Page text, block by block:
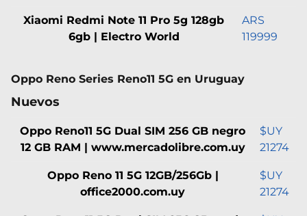
Xiaomi Redmi Note 11 Pro 5g 128gb
6gb | Electro World
ARS
119999
Oppo Reno Series Reno11 5G en Uruguay
Nuevos
Oppo Reno11 5G Dual SIM 256 GB negro
12 GB RAM | www.mercadolibre.com.uy
$UY
21274
Oppo Reno 11 5G 12GB/256Gb |
office2000.com.uy
$UY
21274